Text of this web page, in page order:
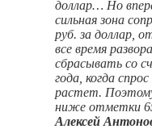
доллар… Но
сильная зона
руб. за доллар,
все время
сбрасывать со
года, когда
растет.
ниже отметки
Алексей